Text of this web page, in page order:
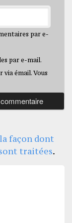
par e-
par e-mail.
émail. Vous
façon dont
traitées.